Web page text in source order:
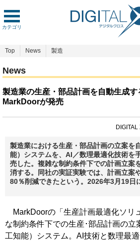
カテゴリ
Top News 製造
News
製造業の生産・部品計画を自動生成す
MarkDoorが発売
製造業における生産・部品計画の立案を
能）システムを、AI／数理最適化技術を
売した。複雑な制約条件下での計画立案
消する。同社の実証実験では、計画立案
80％削減できたという。2026年3月19日
MarkDoorの「生産計画最適化ソリ
な制約条件下での生産･部品計画の立
工知能）システム。AI技術と数理最